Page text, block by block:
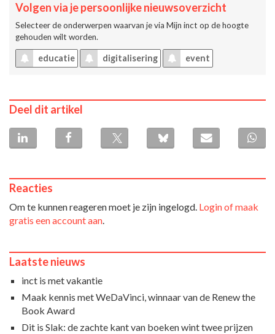
Volgen via je persoonlijke nieuwsoverzicht
Selecteer de onderwerpen waarvan je via Mijn inct op de hoogte
gehouden wilt worden.
educatie digitalisering event
Deel dit artikel
Reacties
Om te kunnen reageren moet je zijn ingelogd. Login of maak
gratis een account aan.
Laatste nieuws
inct is met vakantie
Maak kennis met WeDaVinci, winnaar van de Renew the
Book Award
Dit is Slak: de zachte kant van boeken wint twee prijzen